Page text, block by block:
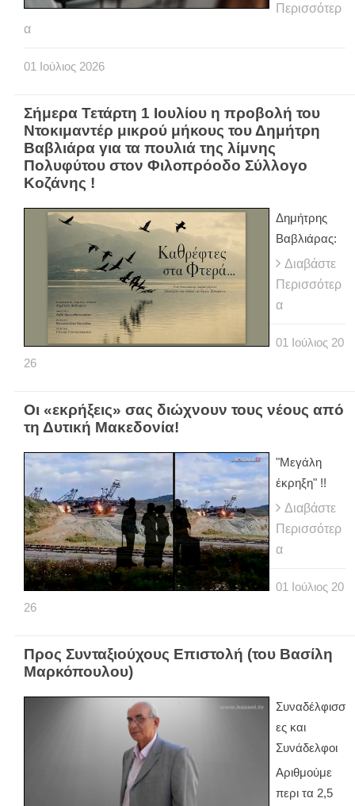
Περισσότερ
α
01 Ιούλιος 2026
Σήμερα Τετάρτη 1 Ιουλίου η προβολή του
Ντοκιμαντέρ μικρού μήκους του Δημήτρη
Βαβλιάρα για τα πουλιά της λίμνης
Πολυφύτου στον Φιλοπρόοδο Σύλλογο
Κοζάνης !
Δημήτρης
Βαβλιάρας:
Διαβάστε
Περισσότερ
α
01 Ιούλιος 20
26
Οι «εκρήξεις» σας διώχνουν τους νέους από
τη Δυτική Μακεδονία!
"Μεγάλη
έκρηξη" !!
Διαβάστε
Περισσότερ
α
01 Ιούλιος 20
26
Προς Συνταξιούχους Επιστολή (του Βασίλη
Μαρκόπουλου)
Συναδέλφισσ
ες και
Συνάδελφοι
Αριθμούμε
περι τα 2,5